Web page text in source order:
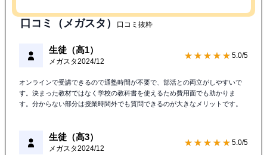
口コミ（メガスタ） 口コミ抜粋
生徒（高1）
メガスタ2024/12
★★★★★ 5.0/5
オンラインで受講できるので通塾時間が不要で、部活との両立がしやすいで
す。決まった教材ではなく学校の教科書を使えるため費用面でも助かりま
す。分からない部分は授業時間外でも質問できるのが大きなメリットです。
生徒（高3）
メガスタ2024/12
★★★★★ 5.0/5